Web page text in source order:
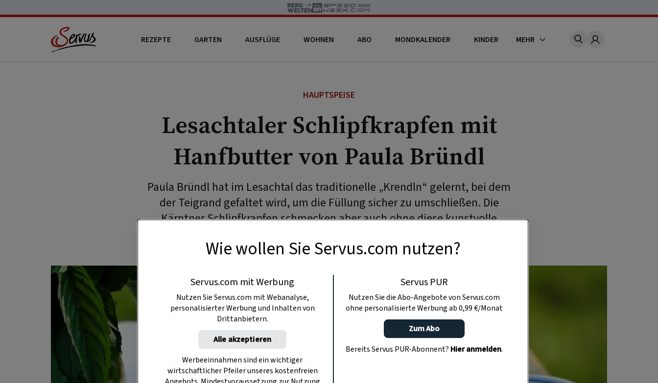
REZEPTE GARTEN AUSFLÜGE WOHNEN ABO MONDKALENDER KINDER MEHR Account
HAUPTSPEISE
Lesachtaler Schlipfkrapfen mit
Hanfbutter von Paula Bründl
Paula Bründl hat im Lesachtal das traditionelle „Krendln“ gelernt, bei dem
der Teigrand gefaltet wird, um die Füllung sicher zu umschließen. Die
Kärntner Schlipfkrapfen schmecken aber auch ohne diese kunstvolle
Wie wollen Sie Servus.com nutzen?
Servus.com mit Werbung
Nutzen Sie Servus.com mit Webanalyse,
personalisierter Werbung und Inhalten von
Drittanbietern.
Alle akzeptieren
Werbeeinnahmen sind ein wichtiger
wirtschaftlicher Pfeiler unseres kostenfreien
Servus PUR
Nutzen Sie die Abo-Angebote von Servus.com
ohne personalisierte Werbung ab 0,99 €/Monat
Zum Abo
Bereits Servus PUR-Abonnent? Hier anmelden.